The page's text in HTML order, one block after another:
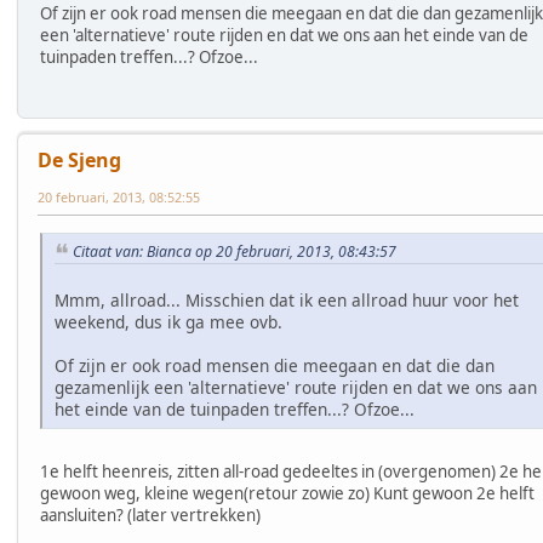
Of zijn er ook road mensen die meegaan en dat die dan gezamenlijk
een 'alternatieve' route rijden en dat we ons aan het einde van de
tuinpaden treffen...? Ofzoe...
De Sjeng
20 februari, 2013, 08:52:55
Citaat van: Bianca op 20 februari, 2013, 08:43:57
Mmm, allroad... Misschien dat ik een allroad huur voor het
weekend, dus ik ga mee ovb.
Of zijn er ook road mensen die meegaan en dat die dan
gezamenlijk een 'alternatieve' route rijden en dat we ons aan
het einde van de tuinpaden treffen...? Ofzoe...
1e helft heenreis, zitten all-road gedeeltes in (overgenomen) 2e
gewoon weg, kleine wegen(retour zowie zo) Kunt gewoon 2e helft
aansluiten? (later vertrekken)